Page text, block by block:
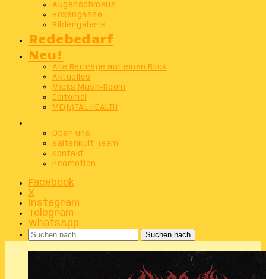
Augenschmaus
Boxengasse
Bildergalerie
Redebedarf
Neu!
Alle Beiträge auf einen Blick
Aktuelles
Micks Mush-Room
Editorial
ME(N)TAL HEALTH
Über uns
SaitenKult-Team
Kontakt
Promotion
Facebook
X
Instagram
Telegram
WhatsApp
Suchen nach